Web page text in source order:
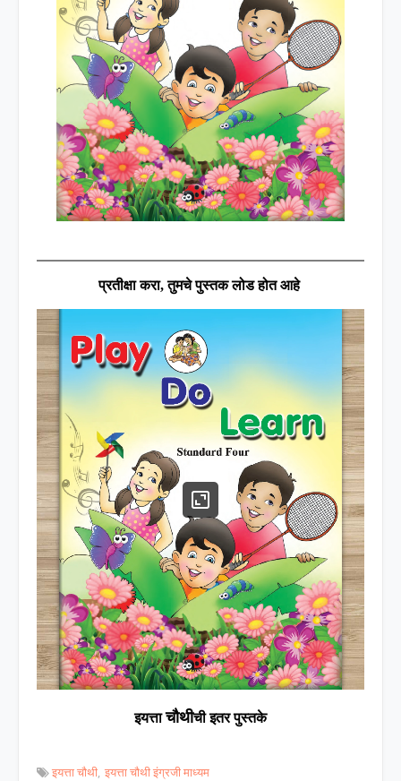
प्रतीक्षा करा,तुमचे पुस्तक लोड होत आहे
इयत्ताचौथीची इतर पुस्तके
इयत्ता चौथी इयत्ता चौथी इंग्रजी माध्यम